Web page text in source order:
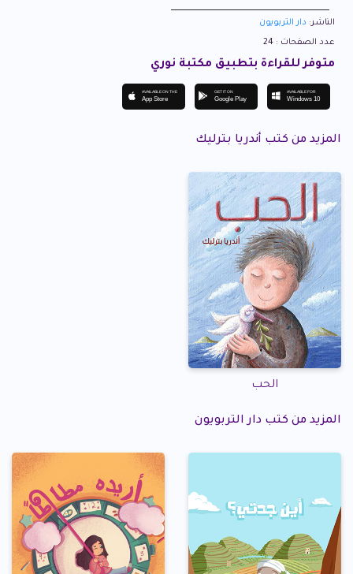
الناشر: دار التربويون
عدد الصفحات : 24
متوفر للقراءة بتطبيق مكتبة نوري
AVAILABLE ON THE
App Store
GET IT ON
Google Play
AVAILABLE FOR
Windows 10
المزيد من كتب أندريا بترليك
الحب
المزيد من كتب دار التربويون